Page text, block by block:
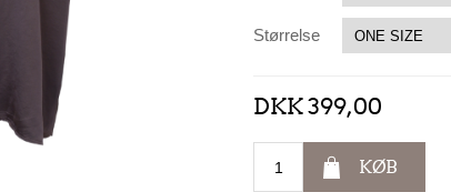
Størrelse
DKK 399,00
KØB